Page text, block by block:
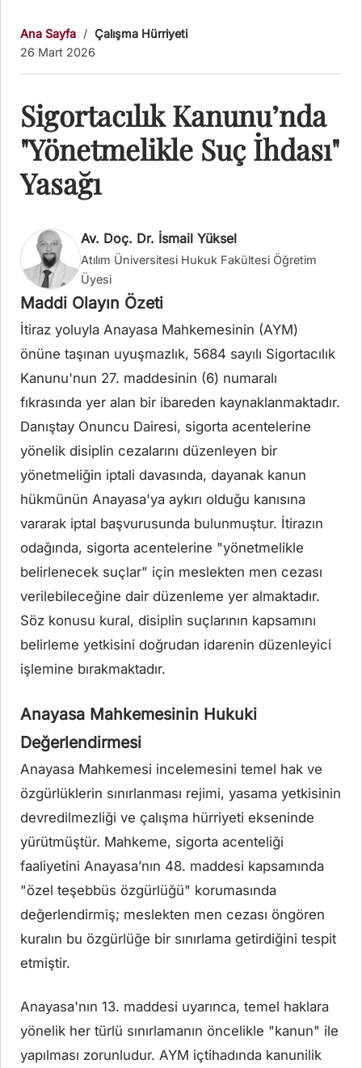
Ana Sayfa / Çalışma Hürriyeti
26 Mart 2026
Sigortacılık Kanunu’nda
"Yönetmelikle Suç İhdası"
Yasağı
Av. Doç. Dr. İsmail Yüksel
Atılım Üniversitesi Hukuk Fakültesi Öğretim
Üyesi
Maddi Olayın Özeti
İtiraz yoluyla Anayasa Mahkemesinin (AYM)
önüne taşınan uyuşmazlık, 5684 sayılı Sigortacılık
Kanunu'nun 27. maddesinin (6) numaralı
fıkrasında yer alan bir ibareden kaynaklanmaktadır.
Danıştay Onuncu Dairesi, sigorta acentelerine
yönelik disiplin cezalarını düzenleyen bir
yönetmeliğin iptali davasında, dayanak kanun
hükmünün Anayasa'ya aykırı olduğu kanısına
vararak iptal başvurusunda bulunmuştur. İtirazın
odağında, sigorta acentelerine "yönetmelikle
belirlenecek suçlar" için meslekten men cezası
verilebileceğine dair düzenleme yer almaktadır.
Söz konusu kural, disiplin suçlarının kapsamını
belirleme yetkisini doğrudan idarenin düzenleyici
işlemine bırakmaktadır.
Anayasa Mahkemesinin Hukuki
Değerlendirmesi
Anayasa Mahkemesi incelemesini temel hak ve
özgürlüklerin sınırlanması rejimi, yasama yetkisinin
devredilmezliği ve çalışma hürriyeti ekseninde
yürütmüştür. Mahkeme, sigorta acenteliği
faaliyetini Anayasa’nın 48. maddesi kapsamında
"özel teşebbüs özgürlüğü" korumasında
değerlendirmiş; meslekten men cezası öngören
kuralın bu özgürlüğe bir sınırlama getirdiğini tespit
etmiştir.
Anayasa'nın 13. maddesi uyarınca, temel haklara
yönelik her türlü sınırlamanın öncelikle "kanun" ile
yapılması zorunludur. AYM içtihadında kanunilik